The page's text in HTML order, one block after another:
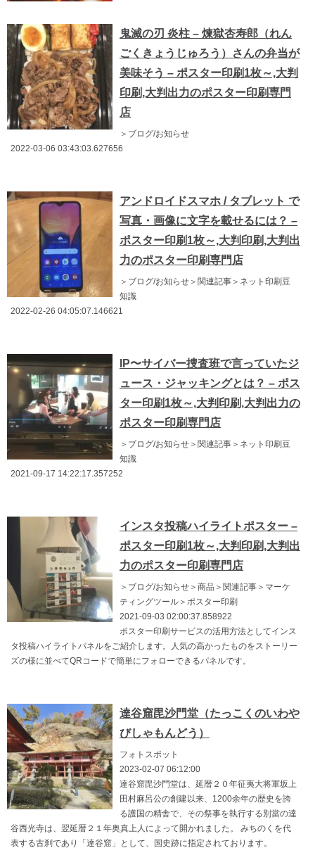
鬼滅の刃 炎柱 – 煉獄杏寿郎（れん
ごくきょうじゅろう）さんの弁当が
美味そう – ポスター印刷1枚～,大判
印刷,大判出力のポスター印刷専門
店
＞ブログ/お知らせ
2022-03-06 03:43:03.627656
アンドロイドスマホ / タブレット で
写真・画像に文字を載せるには？ –
ポスター印刷1枚～,大判印刷,大判出
力のポスター印刷専門店
＞ブログ/お知らせ＞関連記事＞ネット印刷豆
知識
2022-02-26 04:05:07.146621
IP〜サイバー捜査班で言っていたジ
ュース・ジャッキングとは？ – ポス
ター印刷1枚～,大判印刷,大判出力の
ポスター印刷専門店
＞ブログ/お知らせ＞関連記事＞ネット印刷豆
知識
2021-09-17 14:22:17.357252
インスタ投稿ハイライトポスター –
ポスター印刷1枚～,大判印刷,大判出
力のポスター印刷専門店
＞ブログ/お知らせ＞商品＞関連記事＞マーケ
ティングツール＞ポスター印刷
2021-09-03 02:00:37.858922
ポスター印刷サービスの活用方法としてインス
タ投稿ハイライトパネルをご紹介します。人気の高かったものをストーリー
ズの様に並べてQRコードで簡単にフォローできるパネルです。
達谷窟毘沙門堂（たっこくのいわや
びしゃもんどう）
フォトスポット
2023-02-07 06:12:00
達谷窟毘沙門堂は、延暦２０年征夷大将軍坂上
田村麻呂公の創建以来、1200余年の歴史を誇
る護国の精舎で、その祭事を執行する別當の達
谷西光寺は、翌延暦２１年奥真上人によって開かれました。 みちのくを代
表する古刹であり「達谷窟」として、国史跡に指定されております。